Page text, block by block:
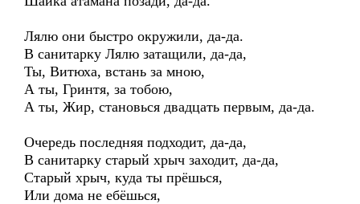
Лялю они быстро окружили, да-да.
В санитарку Лялю затащили, да-да,
Ты, Витюха, встань за мною,
А ты, Гринтя, за тобою,
А ты, Жир, становься двадцать первым, да-да.
Очередь последняя подходит, да-да,
В санитарку старый хрыч заходит, да-да,
Старый хрыч, куда ты прёшься,
Или дома не ебёшься,